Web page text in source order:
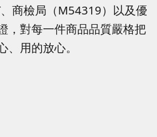
商檢局（M54319）以及優
，對每一件商品品質嚴格把
用的放心。